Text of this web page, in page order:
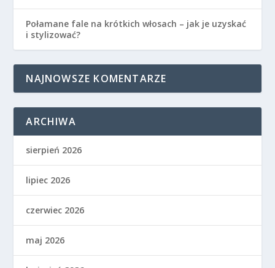
Połamane fale na krótkich włosach – jak je uzyskać
i stylizować?
NAJNOWSZE KOMENTARZE
ARCHIWA
sierpień 2026
lipiec 2026
czerwiec 2026
maj 2026